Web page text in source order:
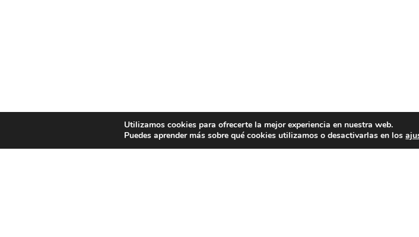
Utilizamos cookies para ofrecerte la mejor experiencia en nuestra web.
Puedes aprender más sobre qué cookies utilizamos o desactivarlas en los